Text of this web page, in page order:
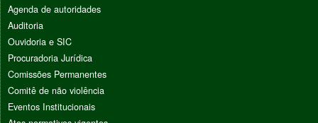
Agenda de autoridades
Auditoria
Ouvidoria e SIC
Procuradoria Jurídica
Comissões Permanentes
Comitê de não violência
Eventos Institucionais